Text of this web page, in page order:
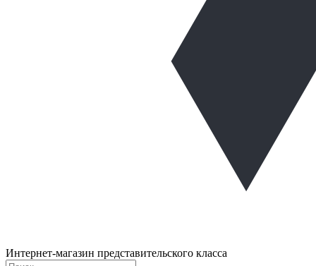
Интернет-магазин представительского класса